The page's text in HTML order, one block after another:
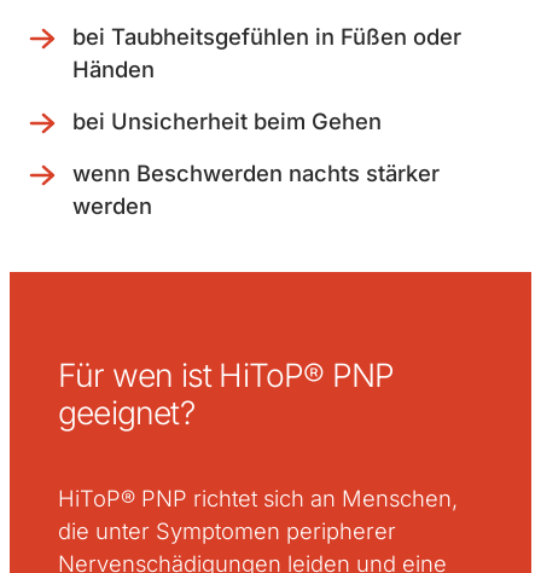
bei Taubheitsgefühlen in Füßen oder
Händen
bei Unsicherheit beim Gehen
wenn Beschwerden nachts stärker
werden
Für wen ist HiToP® PNP
geeignet?
HiToP® PNP richtet sich an Menschen,
die unter Symptomen peripherer
Nervenschädigungen leiden und eine